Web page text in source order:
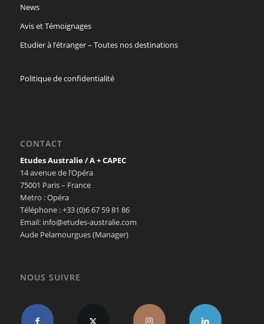
News
Avis et Témoignages
Etudier à l’étranger – Toutes nos destinations
Politique de confidentialité
CONTACT
Etudes Australie / A + CAPEC
14 avenue de l’Opéra
75001 Paris – France
Metro : Opéra
Téléphone : +33 (0)6 67 59 81 86
Email: info@etudes-australie.com
Aude Pelamourgues (Manager)
NOUS SUIVRE